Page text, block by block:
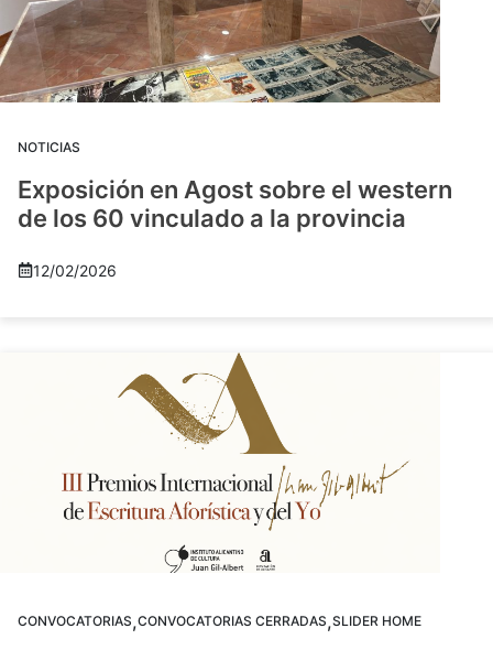
NOTICIAS
Exposición en Agost sobre el western
de los 60 vinculado a la provincia
12/02/2026
CONVOCATORIAS,CONVOCATORIAS CERRADAS,SLIDER HOME